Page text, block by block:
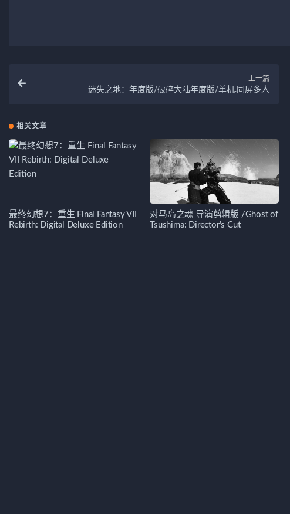
上一篇
迷失之地：年度版/破碎大陆年度版/单机.同屏多人
相关文章
最终幻想7：重生 Final Fantasy VII
Rebirth: Digital Deluxe Edition
对马岛之魂 导演剪辑版 /Ghost of
Tsushima: Director’s Cut